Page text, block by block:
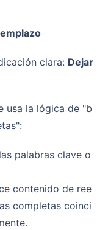
clara: Dejar
palabras clave o
contenido de ree
completas coinci